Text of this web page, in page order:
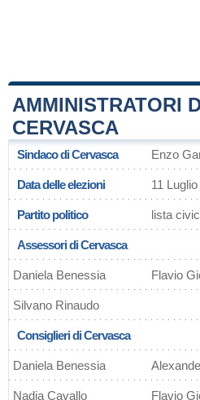
AMMINISTRATORI
CERVASCA
Sindaco di Cervasca Enzo
Data delle elezioni 11
Partito politico lista
Assessori di Cervasca
Daniela Benessia Flavio
Silvano Rinaudo
Consiglieri di Cervasca
Daniela Benessia
Nadia Cavallo Flavio